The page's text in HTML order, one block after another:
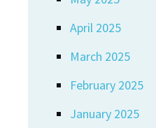
April 2025
March 2025
February 2025
January 2025